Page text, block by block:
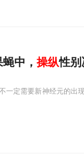
中， 操纵性
一定需要新神经元的出